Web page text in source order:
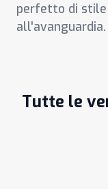
perfetto di stile
all'avanguardia.
Tutte le